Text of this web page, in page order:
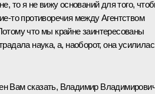
то я не вижу оснований для того,
противоречия между Агентством
что мы крайне заинтересованы
наука, а, наоборот, она
Вам сказать, Владимир